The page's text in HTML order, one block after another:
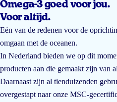
Omega-3 goed voor jou.
Voor altijd.
Eén van de redenen voor de
omgaan met de oceanen.
In Nederland bieden we op dit
producten aan die gemaakt zijn van
Daarnaast zijn al tienduizenden
overgestapt naar onze MSC-